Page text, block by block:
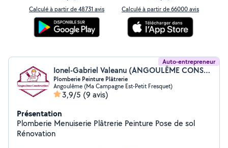
Calculé à partir de 48731 avis Calculé à partir de 66000 avis
Auto-entrepreneur
Ionel-Gabriel Valeanu (ANGOULÊME CONSTRUCTION)
Plomberie Peinture Plâtrerie
Angoulême (Ma Campagne Est-Petit Fresquet)
3,9/5 (9 avis)
Présentation
Plomberie Menuiserie Plâtrerie Peinture Pose de sol
Rénovation